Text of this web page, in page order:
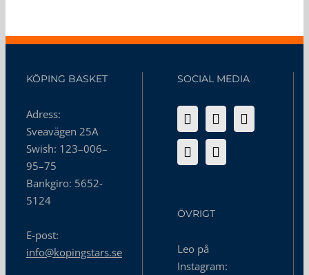
KÖPING BASKET
Adress:
Sveavägen 25A
Swish: 123–006–
95–75
Bankgiro: 5652-
5124
E-post:
info@kopingstars.se
SOCIAL MEDIA
ÖVRIGT
Leo på
Instagram: